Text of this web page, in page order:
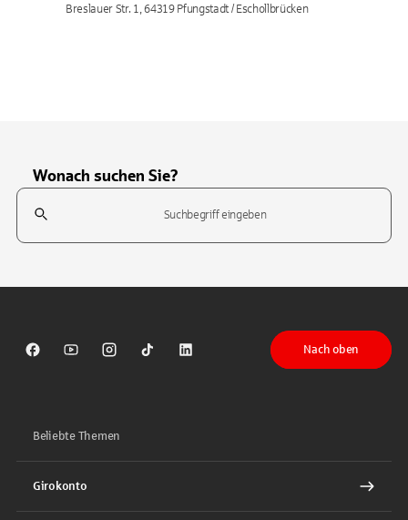
Breslauer Str. 1, 64319 Pfungstadt / Eschollbrücken
Wonach suchen Sie?
Suchfeld
Sparkasse auf Facebook
Sparkasse auf Youtube
Sparkasse auf Instagram
Sparkasse auf TikTok
Sparkasse auf LinkedIn
Nach oben
Beliebte Themen
Girokonto